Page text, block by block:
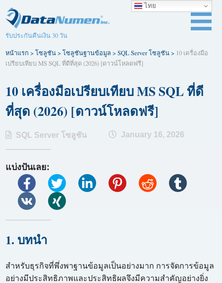
รับประกันคืนเงิน 30 วัน
หน้าแรก >โซลูชัน>โซลูชันฐานข้อมูล >SQL Server โซลูชัน> 10 เครื่องมือ
เปรียบเทียบ MS SQL ที่ดีที่สุด (2026) [ดาวน์โหลดฟรี]
10 เครื่องมือเปรียบเทียบ MS SQL ที่ดี
ที่สุด (2026) [ดาวน์โหลดฟรี]
SQL Server โซลูชัน January 16, 2026
แบ่งปันเลย:
1. บทนำ
สำหรับธุรกิจที่พึ่งพาฐานข้อมูลเป็นอย่างมาก การจัดการข้อมูล
อย่างมีประสิทธิภาพและประสิทธิผลจึงมีความสำคัญอย่างยิ่ง
ไทย